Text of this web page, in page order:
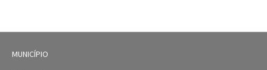
MUNICÍPIO